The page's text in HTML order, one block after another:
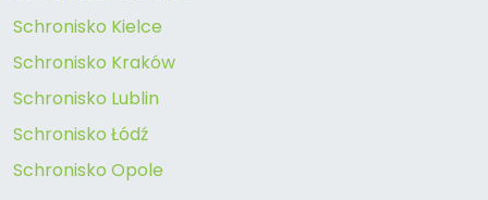
Schronisko Kielce
Schronisko Kraków
Schronisko Lublin
Schronisko Łódź
Schronisko Opole